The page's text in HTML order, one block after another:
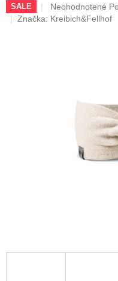
SALE
Priemerné
hodnotenie
Neohodnotené
Značka: Kreibich&Fellhof